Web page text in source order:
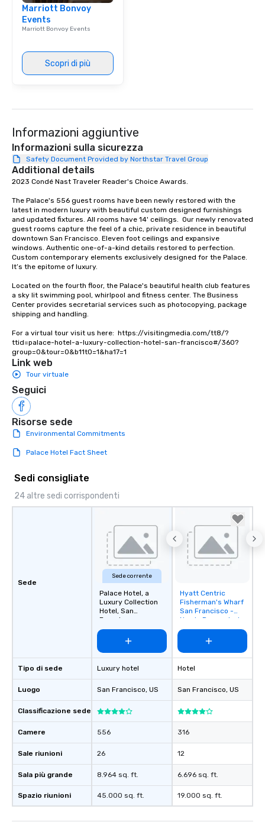
Our exclusive
right of you. Because
with different people
down at each venue
traverse along the
experiences not only
ways to network, but
groups, small or large.
experiences can
as 500 guests,
choice for any
Feel Like a VIP at
Smacking Foodie
group members
about waiting in line
restaurant or being
than desirable table.
immediate seating
What’s more, your
a special warm
from the restaurant
be printed featuring
which can be an
those Instagram
For added ease, we
transportation pick-
as well as an event
for groups that desire
experience, we can
Memorable
Smacking Foodie
Marriott Bonvoy
Events
Marriott Bonvoy Events
Scopri di più
Informazioni aggiuntive
Informazioni sulla sicurezza
Safety Document Provided by Northstar Travel Group
Additional details
2023 Condé Nast Traveler Reader's Choice Awards.
The Palace's 556 guest rooms have been newly restored with the
latest in modern luxury with beautiful custom designed furnishings
and updated fixtures. All rooms have 14' ceilings.  Our newly renovated
guest rooms capture the feel of a chic, private residence in beautiful
downtown San Francisco. Eleven foot ceilings and expansive
windows. Authentic one-of-a-kind details restored to perfection.
Custom contemporary elements exclusively designed for the Palace.
It’s the epitome of luxury.
Located on the fourth floor, the Palace's beautiful health club features
a sky lit swimming pool, whirlpool and fitness center. The Business
Center provides secretarial services such as photocopying, package
shipping and handling.
For a virtual tour visit us here:  https://visitingmedia.com/tt8/?
ttid=palace-hotel-a-luxury-collection-hotel-san-francisco#/360?
group=0&tour=0&b11t0=1&ha17=1
Link web
Tour virtuale
Seguici
Risorse sede
Environmental Commitments
Palace Hotel Fact Sheet
Sedi consigliate
24 altre sedi corrispondenti
Sede
Tipo di sede
Luogo
Classificazione sede
Camere
Sale riunioni
Sala più grande
Spazio riunioni
Sede corrente
Palace Hotel, a
Luxury Collection
Hotel, San
Francisco
Luxury hotel
San Francisco, US
556
26
8.964 sq. ft.
45.000 sq. ft.
Removed from
favorites
Hyatt Centric
Fisherman's Wharf
San Francisco -
Newly Renovated
Hotel
San Francisco, US
316
12
6.696 sq. ft.
19.000 sq. ft.